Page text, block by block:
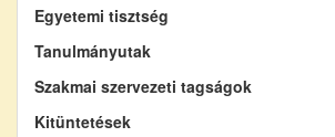
Egyetemi tisztség
Tanulmányutak
Szakmai szervezeti tagságok
Kitüntetések